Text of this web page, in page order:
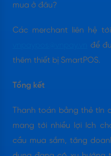
mua ở đâu?
Các merchant liên hệ
để
thêm thiết bị SmartPOS.
Tổng kết
Thanh toán bằng thẻ tín
mang tới nhiều lợi ích
cầu mua sắm, tăng